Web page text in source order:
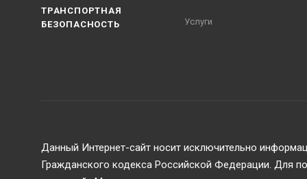
ТРАНСПОРТНАЯ
БЕЗОПАСНОСТЬ
Услуги
Данный Интернет-сайт носит исключительно
Гражданского кодекса Российской Федерации. Для